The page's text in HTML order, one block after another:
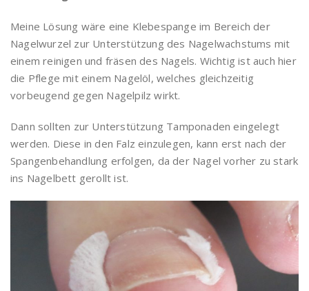
Meine Lösung wäre eine Klebespange im Bereich der
Nagelwurzel zur Unterstützung des Nagelwachstums mit
einem reinigen und fräsen des Nagels. Wichtig ist auch hier
die Pflege mit einem Nagelöl, welches gleichzeitig
vorbeugend gegen Nagelpilz wirkt.
Dann sollten zur Unterstützung Tamponaden eingelegt
werden. Diese in den Falz einzulegen, kann erst nach der
Spangenbehandlung erfolgen, da der Nagel vorher zu stark
ins Nagelbett gerollt ist.